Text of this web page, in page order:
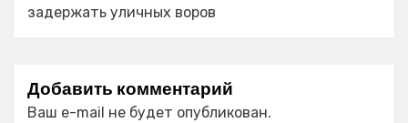
задержать уличных воров
Добавить комментарий
Ваш e-mail не будет опубликован.